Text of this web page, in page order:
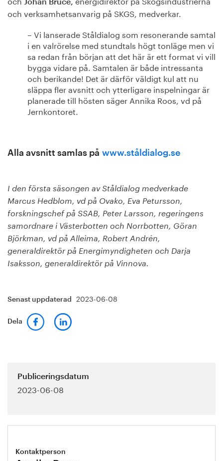
Johan Bruce,
och verksamhetsanvarig på SKGS, medverkar.
– Vi lanserade Ståldialog som resonerande samtal
i en valrörelse med stundtals högt tonläge men vi
sa redan från början att det här är ett format vi vill
bygga vidare på. Samtalen är både intressanta
och berikande! Det är därför väldigt kul att nu
släppa fler avsnitt och ytterligare inspelningar är
planerade till hösten säger Annika Roos, vd på
Jernkontoret.
Alla avsnitt samlas på www.ståldialog.se
I den första säsongen av Ståldialog medverkade
Marcus Hedblom, vd på Ovako, Eva Petursson,
forskningschef på SSAB, Peter Larsson, regeringens
samordnare i Västerbotten och Norrbotten, Göran
Björkman, vd på Alleima, Robert Andrén,
generaldirektör på Energimyndigheten och Darja
Isaksson, generaldirektör på Vinnova.
Senast uppdaterad 2023-06-08
Dela
Publiceringsdatum
2023-06-08
Kontaktperson